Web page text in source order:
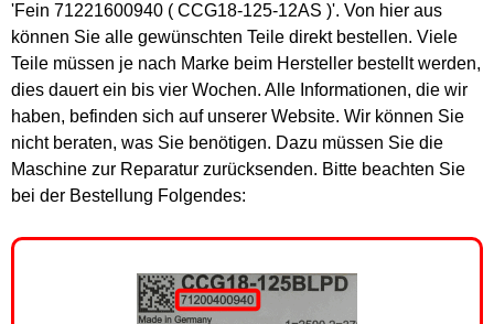
'Fein 71221600940 ( CCG18-125-12AS )'. Von hier aus
können Sie alle gewünschten Teile direkt bestellen. Viele
Teile müssen je nach Marke beim Hersteller bestellt werden,
dies dauert ein bis vier Wochen. Alle Informationen, die wir
haben, befinden sich auf unserer Website. Wir können Sie
nicht beraten, was Sie benötigen. Dazu müssen Sie die
Maschine zur Reparatur zurücksenden. Bitte beachten Sie
bei der Bestellung Folgendes: